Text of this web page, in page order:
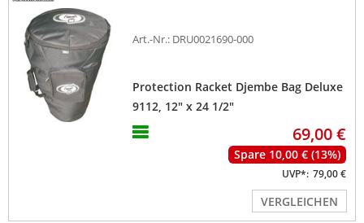
Art.-Nr.: DRU0021690-000
Protection Racket Djembe Bag Deluxe
9112, 12" x 24 1/2"
69,00 €
Spare 10,00 € (13%)
UVP*: 79,00 €
VERGLEICHEN